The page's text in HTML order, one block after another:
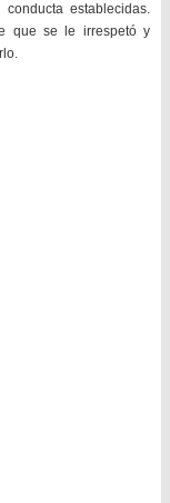
establecidas.
que se le irrespetó y